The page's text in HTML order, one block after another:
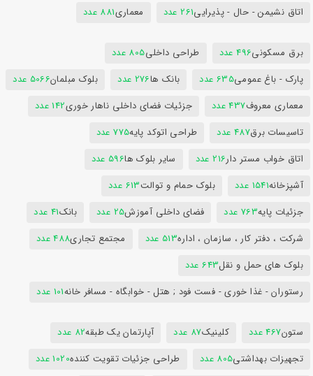
اتاق نشیمن - حال - پذیرایی261 عدد معماری881 عدد
برق مسکونی496 عدد طراحی داخلی805 عدد
پارک - باغ عمومی635 عدد بانک ها276 عدد بلوک مبلمان5066 عدد
معماری معروف437 عدد جزئیات فضای داخلی ناهار خوری142 عدد
تاسیسات برق487 عدد طراحی اتوکد پایه775 عدد
اتاق خواب مستر دار216 عدد سایر بلوک ها596 عدد
آشپزخانه1541 عدد بلوک حمام و توالت613 عدد
جزئیات پایه763 عدد فضای داخلی آموزش25 عدد بانک41 عدد
شرکت ، دفتر کار ، سازمان ، اداره513 عدد مجتمع تجاری488 عدد
بلوک های حمل و نقل643 عدد
رستوران - غذا خوری - فست فود ; هتل - خوابگاه - مسافر خانه101 عدد
ستون467 عدد کلینیک87 عدد آپارتمان یک طبقه82 عدد
تجهیزات بهداشتی805 عدد طراحی جزئیات تقویت کننده1020 عدد